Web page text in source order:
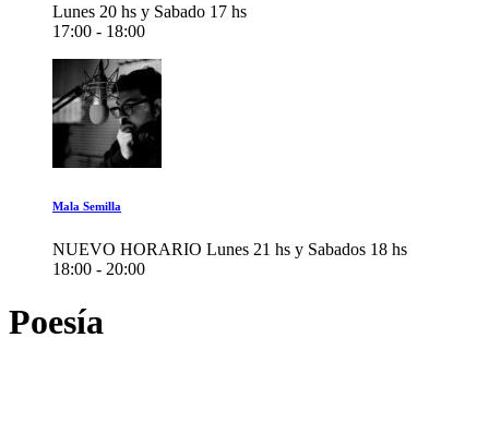
Lunes 20 hs y Sabado 17 hs
17:00 - 18:00
Mala Semilla
NUEVO HORARIO Lunes 21 hs y Sabados 18 hs
18:00 - 20:00
Poesía